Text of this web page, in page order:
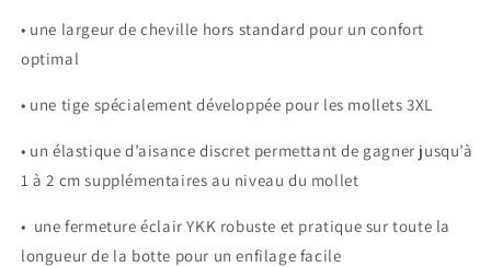
• une largeur de cheville hors standard pour un confort
optimal
• une tige spécialement développée pour les mollets 3XL
• un élastique d’aisance discret permettant de gagner jusqu’à
1 à 2 cm supplémentaires au niveau du mollet
• une fermeture éclair YKK robuste et pratique sur toute la
longueur de la botte pour un enfilage facile